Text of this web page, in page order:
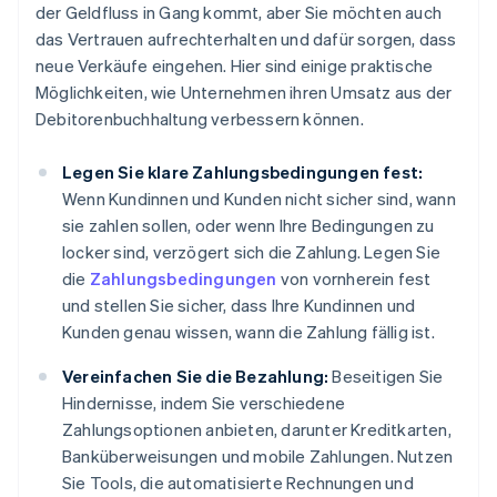
der Geldfluss in Gang kommt, aber Sie möchten auch
das Vertrauen aufrechterhalten und dafür sorgen, dass
neue Verkäufe eingehen. Hier sind einige praktische
Möglichkeiten, wie Unternehmen ihren Umsatz aus der
Debitorenbuchhaltung verbessern können.
Legen Sie klare Zahlungsbedingungen fest:
Wenn Kundinnen und Kunden nicht sicher sind, wann
sie zahlen sollen, oder wenn Ihre Bedingungen zu
locker sind, verzögert sich die Zahlung. Legen Sie
die Zahlungsbedingungen von vornherein fest
und stellen Sie sicher, dass Ihre Kundinnen und
Kunden genau wissen, wann die Zahlung fällig ist.
Vereinfachen Sie die Bezahlung: Beseitigen Sie
Hindernisse, indem Sie verschiedene
Zahlungsoptionen anbieten, darunter Kreditkarten,
Banküberweisungen und mobile Zahlungen. Nutzen
Sie Tools, die automatisierte Rechnungen und